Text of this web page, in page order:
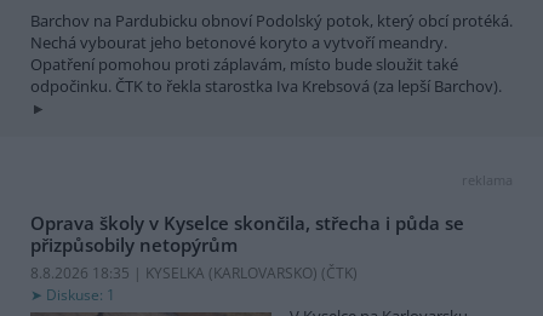
Barchov na Pardubicku obnoví Podolský potok, který obcí protéká.
Nechá vybourat jeho betonové koryto a vytvoří meandry.
Opatření pomohou proti záplavám, místo bude sloužit také
odpočinku. ČTK to řekla starostka Iva Krebsová (za lepší Barchov).
reklama
Oprava školy v Kyselce skončila, střecha i půda se
přizpůsobily netopýrům
8.8.2026 18:35 | KYSELKA (KARLOVARSKO) (ČTK)
Diskuse: 1